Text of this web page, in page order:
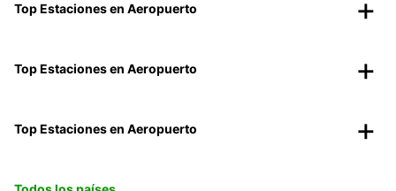
Top Estaciones en Aeropuerto
Top Estaciones en Aeropuerto
Top Estaciones en Aeropuerto